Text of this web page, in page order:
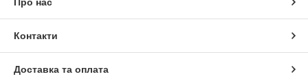
Про нас
Контакти
Доставка та оплата